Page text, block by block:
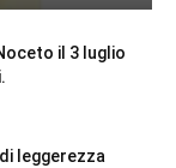
il 3 luglio
leggerezza